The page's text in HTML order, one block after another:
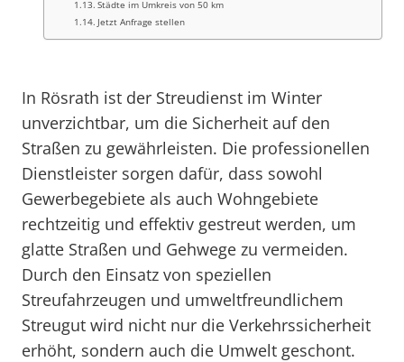
Städte im Umkreis von 50 km
Jetzt Anfrage stellen
In Rösrath ist der Streudienst im Winter
unverzichtbar, um die Sicherheit auf den
Straßen zu gewährleisten. Die professionellen
Dienstleister sorgen dafür, dass sowohl
Gewerbegebiete als auch Wohngebiete
rechtzeitig und effektiv gestreut werden, um
glatte Straßen und Gehwege zu vermeiden.
Durch den Einsatz von speziellen
Streufahrzeugen und umweltfreundlichem
Streugut wird nicht nur die Verkehrssicherheit
erhöht, sondern auch die Umwelt geschont.